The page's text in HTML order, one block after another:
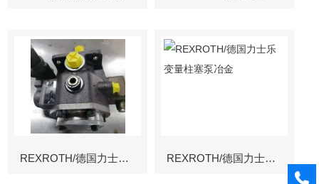
REXROTH/德国力士乐叶片泵 REXROTH/德国力士乐变量柱塞泵冶金